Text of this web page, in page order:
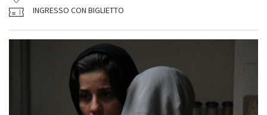
INGRESSO CON BIGLIETTO